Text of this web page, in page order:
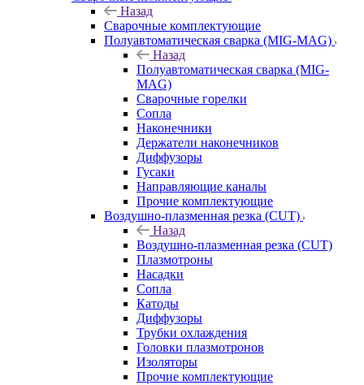
Назад
Сварочные комплектующие
Полуавтоматическая сварка (MIG-MAG)
Назад
Полуавтоматическая сварка (MIG-
MAG)
Сварочные горелки
Сопла
Наконечники
Держатели наконечников
Диффузоры
Гусаки
Направляющие каналы
Прочие комплектующие
Воздушно-плазменная резка (CUT)
Назад
Воздушно-плазменная резка (CUT)
Плазмотроны
Насадки
Сопла
Катоды
Диффузоры
Трубки охлаждения
Головки плазмотронов
Изоляторы
Прочие комплектующие